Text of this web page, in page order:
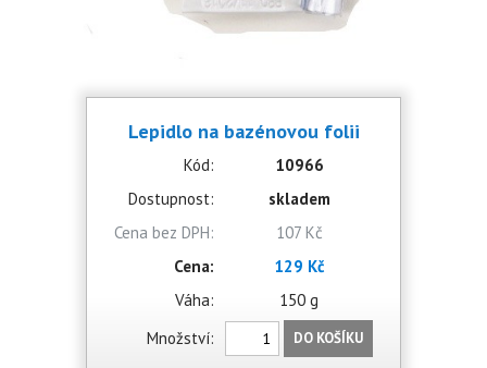
Lepidlo na bazénovou folii
Kód:
10966
Dostupnost:
skladem
Cena bez DPH:
107 Kč
Cena:
129 Kč
Váha:
150 g
Množství:
DO KOŠÍKU